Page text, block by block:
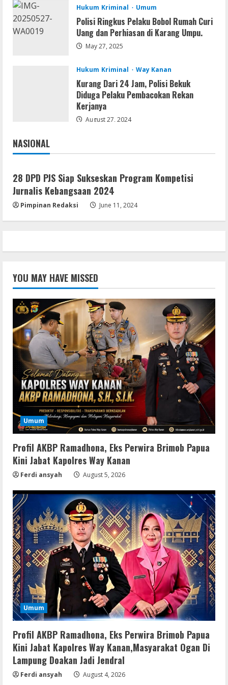
August 4, 2026
Umum
PLN Tegaskan Tiang Listrik Bukan
Infrastruktur Publik; Provider WiFi
Ilegal Diminta Bangun Tiang Mandiri
August 3, 2026
Umum
Marak WiFi Ilegal Numpang Tiang PLN di
Buay Bahuga dan Way Tuba, Ancam
Keselamatan Warga
Hukum Kriminal Umum
Polisi Ringkus Pelaku Bobol Rumah Curi
Uang dan Perhiasan di Karang Umpu.
May 27, 2025
Hukum Kriminal Way Kanan
Kurang Dari 24 Jam, Polisi Bekuk
Diduga Pelaku Pembacokan Rekan
Kerjanya
August 27, 2024
NASIONAL
Jakarta
28 DPD PJS Siap Sukseskan Program Kompetisi
Jurnalis Kebangsaan 2024
Pimpinan Redaksi June 11, 2024
YOU MAY HAVE MISSED
Umum
Profil AKBP Ramadhona, Eks Perwira Brimob Papua
Kini Jabat Kapolres Way Kanan
Ferdi ansyah August 5, 2026
Umum
Profil AKBP Ramadhona, Eks Perwira Brimob Papua
Kini Jabat Kapolres Way Kanan,Masyarakat Ogan Di
Lampung Doakan Jadi Jendral
Ferdi ansyah August 4, 2026